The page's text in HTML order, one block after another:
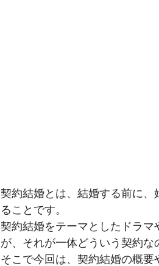
契約結婚とは、結婚する前に
ることです。
契約結婚をテーマとしたドラ
が、それが一体どういう契約な
そこで今回は、契約結婚の概要